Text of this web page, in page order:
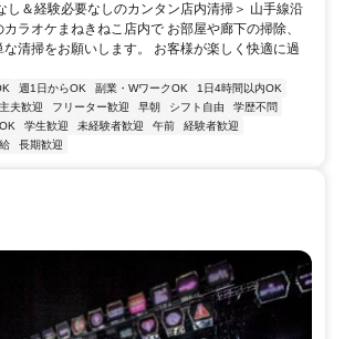
し＆経験必要なしのカンタン店内清掃＞ 山手線沿
ラオケまねきねこ店内で お部屋や廊下の掃除、
な清掃をお願いします。 お客様が楽しく快適に過
週1日からOK 副業・WワークOK
1日4時間以内OK
夫歓迎 フリーター歓迎 早朝 シフト自由
学歴不問
学生歓迎 未経験者歓迎 午前
経験者歓迎
長期歓迎